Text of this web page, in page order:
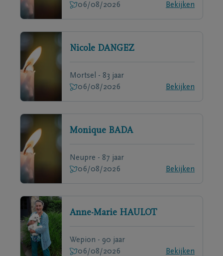
06/08/2026
Bekijken
Nicole DANGEZ
Mortsel - 83 jaar
06/08/2026
Bekijken
Monique BADA
Neupre - 87 jaar
06/08/2026
Bekijken
Anne-Marie HAULOT
Wepion - 90 jaar
06/08/2026
Bekijken